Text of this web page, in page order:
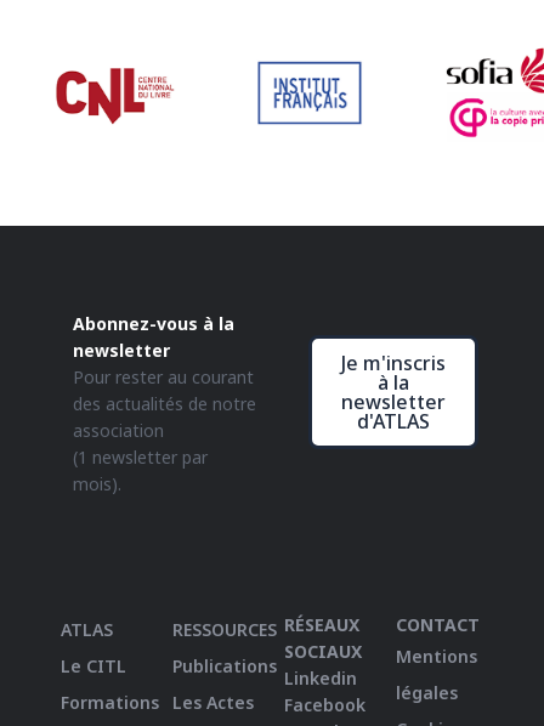
Abonnez-vous à la
newsletter
Pour rester au courant
des actualités de notre
association
(1 newsletter par
mois).
Je m'inscris
à la
newsletter
d'ATLAS
ATLAS
Le CITL
Formations
RESSOURCES
Publications
Les Actes
RÉSEAUX
SOCIAUX
Linkedin
Facebook
CONTACT
Mentions
légales